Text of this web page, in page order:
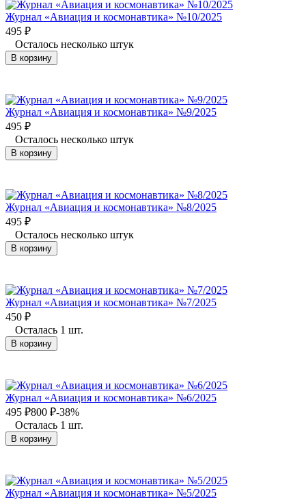
Журнал «Авиация и космонавтика» №10/2025
495 ₽
Осталось несколько штук
В корзину
Журнал «Авиация и космонавтика» №9/2025
495 ₽
Осталось несколько штук
В корзину
Журнал «Авиация и космонавтика» №8/2025
495 ₽
Осталось несколько штук
В корзину
Журнал «Авиация и космонавтика» №7/2025
450 ₽
Осталась 1 шт.
В корзину
Журнал «Авиация и космонавтика» №6/2025
495 ₽800 ₽-38%
Осталась 1 шт.
В корзину
Журнал «Авиация и космонавтика» №5/2025